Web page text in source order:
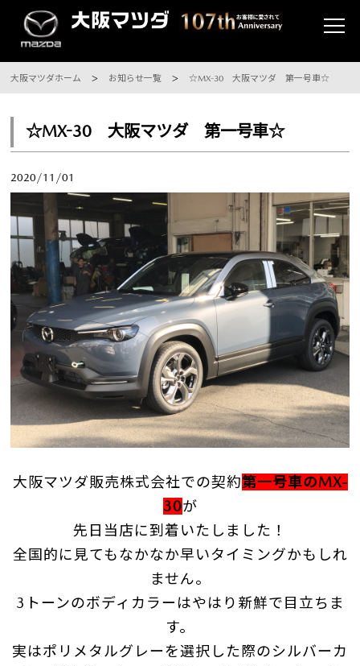
大阪マツダホーム お知らせ一覧 ☆MX-30 大阪マツダ 第一号車☆
☆MX-30 大阪マツダ 第一号車☆
2020/11/01
大阪マツダ販売株式会社での契約第一号車のMX-
30が
先日当店に到着いたしました！
全国的に見てもなかなか早いタイミングかもしれ
ません。
3トーンのボディカラーはやはり新鮮で目立ちま
す。
実はポリメタルグレーを選択した際のシルバーカ